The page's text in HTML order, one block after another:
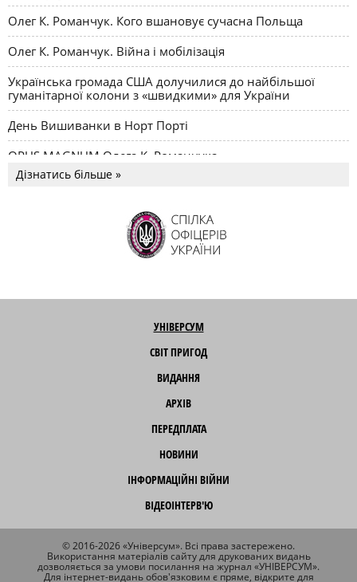
Олег К. Романчук. Кого вшановує сучасна Польща
Олег К. Романчук. Війна і мобілізація
Українська громада США долучилися до найбільшої
гуманітарної колони з «швидкими» для України
День Вишиванки в Норт Порті
OPUS MAGNUM Олега К. Романчука
Дізнатись більше »
УНІВЕРСУМ
СВІТ ПРИГОД
ВИДАННЯ
АРХІВ
ПЕРЕДПЛАТА
НОВИНИ
ІНФОРМАЦІЙНІ ВІЙНИ
ВІДЕОІНТЕРВ'Ю
© 2016-2026 «Універсум». Всі права застережено.
Використання матеріалів сайту для друкованих видань
дозволяється за умови посилання на журнал «УНІВЕРСУМ».
Для інтернет-видань обов'язковим є пряме, відкрите для